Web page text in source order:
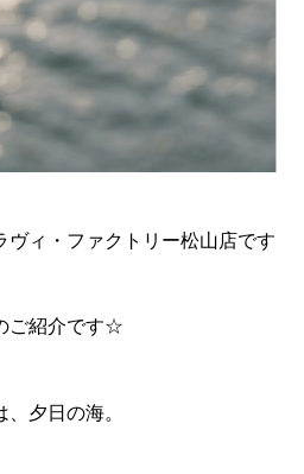
ヴィ・ファクトリー松山店です
ご紹介です☆
夕日の海。